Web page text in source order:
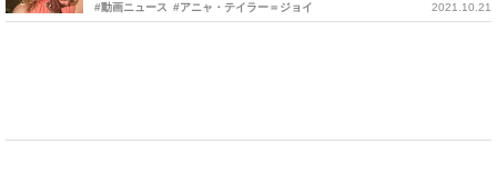
#動画ニュース #アニャ・テイラー＝ジョイ 2021.10.21